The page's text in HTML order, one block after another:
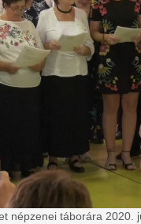
népzenei táborára